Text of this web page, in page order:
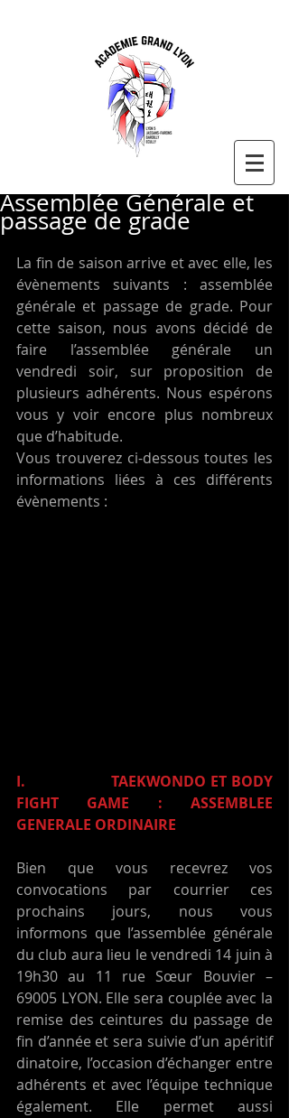
Assemblée Générale et
passage de grade
La fin de saison arrive et avec elle, les
évènements suivants : assemblée
générale et passage de grade. Pour
cette saison, nous avons décidé de
faire l’assemblée générale un
vendredi soir, sur proposition de
plusieurs adhérents. Nous espérons
vous y voir encore plus nombreux
que d’habitude.
Vous trouverez ci-dessous toutes les
informations liées à ces différents
évènements :
I.                    TAEKWONDO ET BODY
FIGHT GAME : ASSEMBLEE
GENERALE ORDINAIRE
Bien que vous recevrez vos
convocations par courrier ces
prochains jours, nous vous
informons que l’assemblée générale
du club aura lieu le vendredi 14 juin à
19h30 au 11 rue Sœur Bouvier –
69005 LYON. Elle sera couplée avec la
remise des ceintures du passage de
fin d’année et sera suivie d’un apéritif
dinatoire, l’occasion d’échanger entre
adhérents et avec l’équipe technique
également. Elle permet aussi